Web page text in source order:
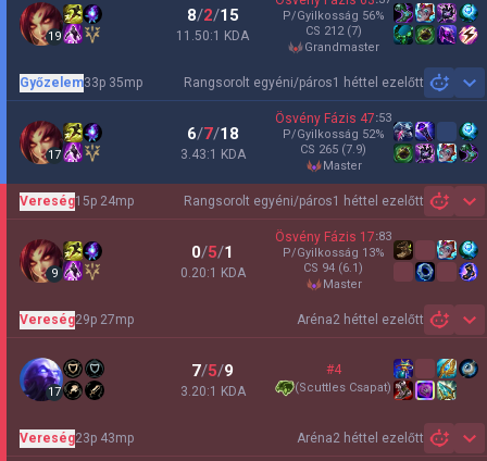
19
8/2/15
11.50:1 KDA
P/Gyilkosság 56%
CS 212 (7)
grandmaster
Rangsorolt egyéni/páros1 héttel ezelőtt
Győzelem33p 35mp
17
6/7/18
3.43:1 KDA
Ösvény Fázis 47:53
P/Gyilkosság 52%
CS 265 (7.9)
master
Rangsorolt egyéni/páros1 héttel ezelőtt
Vereség15p 24mp
9
0/5/1
0.20:1 KDA
Ösvény Fázis 17:83
P/Gyilkosság 13%
CS 94 (6.1)
master
Aréna2 héttel ezelőtt
Vereség29p 27mp
17
7/5/9
3.20:1 KDA
#4
(Scuttles Csapat)
Aréna2 héttel ezelőtt
Vereség23p 43mp